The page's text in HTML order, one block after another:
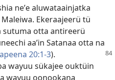
neʼe aluwataainjatka
Ekeraajeerü tü
sutuma otta antireerü
aaʼin Satanaa otta na
20:1-3).
wayuu sükajee ouktüin
wayuu oonookana